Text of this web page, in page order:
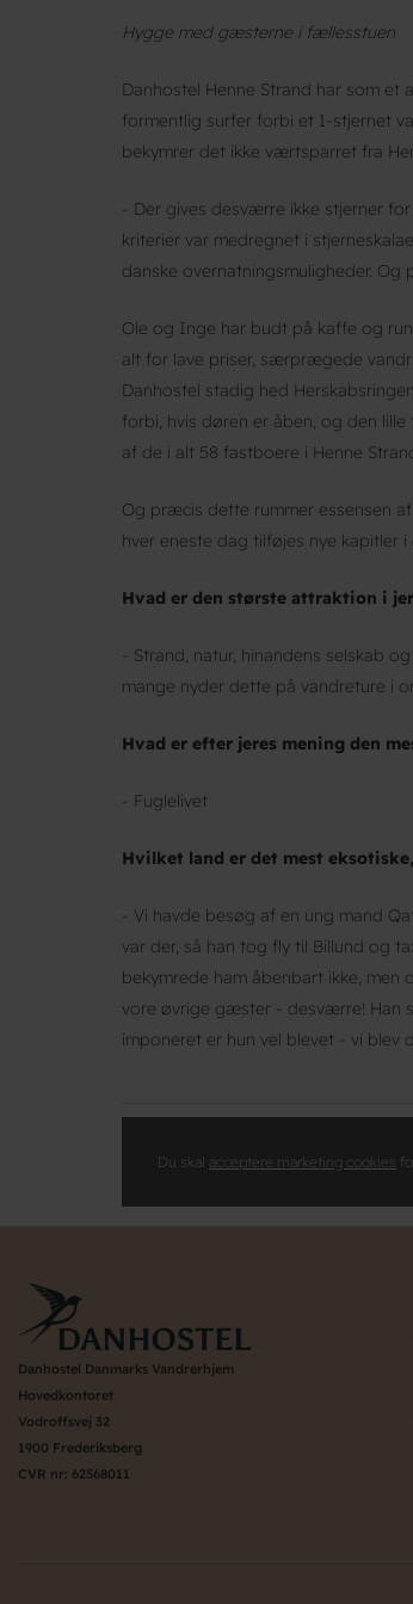
Hygge med gæsterne i fællesstuen
Danhostel Henne Strand har som et
formentlig surfer forbi et 1-stjernet
bekymrer det ikke værtsparret fra
- Der gives desværre ikke stjerner
kriterier var medregnet i
danske overnatningsmuligheder. Og
Ole og Inge har budt på kaffe og
alt for lave priser, særprægede
Danhostel stadig hed
forbi, hvis døren er åben, og den
af de i alt 58 fastboere i Henne
Og præcis dette rummer essensen
hver eneste dag tilføjes nye kapitler
Hvad er den største attraktion i
- Strand, natur, hinandens selskab
mange nyder dette på vandreture i
Hvad er efter jeres mening den
- Fuglelivet
Hvilket land er det mest
- Vi havde besøg af en ung mand
var der, så han tog fly til Billund og
bekymrede ham åbenbart ikke, men
vore øvrige gæster - desværre! Han
imponeret er hun vel blevet - vi blev
Du skal acceptere marketing cookies
Danhostel Danmarks Vandrerhjem
Hovedkontoret
Vodroffsvej 32
1900 Frederiksberg
CVR nr: 62568011